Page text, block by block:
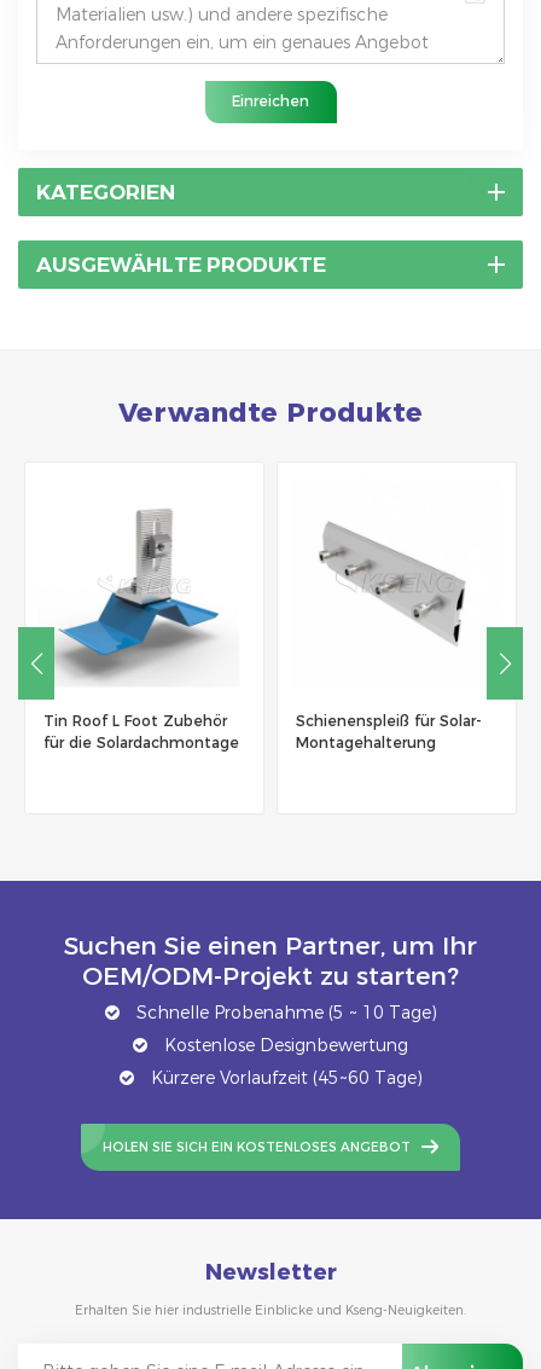
Einreichen
KATEGORIEN
AUSGEWÄHLTE PRODUKTE
Verwandte Produkte
Tin Roof L Foot Zubehör
für die Solardachmontage
Schienenspleiß für Solar-
Montagehalterung
Suchen Sie einen Partner, um Ihr
OEM/ODM-Projekt zu starten?
Schnelle Probenahme (5 ~ 10 Tage)
Kostenlose Designbewertung
Kürzere Vorlaufzeit (45~60 Tage)
HOLEN SIE SICH EIN KOSTENLOSES ANGEBOT
Newsletter
Erhalten Sie hier industrielle Einblicke und Kseng-Neuigkeiten.